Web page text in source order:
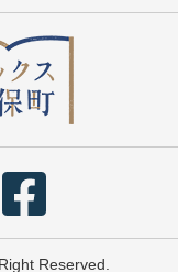
Reserved.